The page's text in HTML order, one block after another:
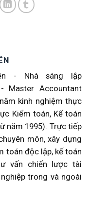
- Nhà sáng lập
Master Accountant
kinh nghiệm thực
Kiểm toán, Kế toán
năm 1995). Trực tiếp
môn, xây dựng
toán độc lập, kế toán
vấn chiến lược tài
trong và ngoài